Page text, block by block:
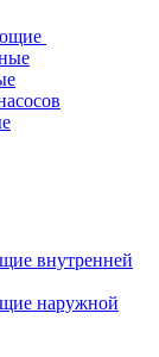
внутренней
наружной